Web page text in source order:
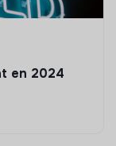
en 2024